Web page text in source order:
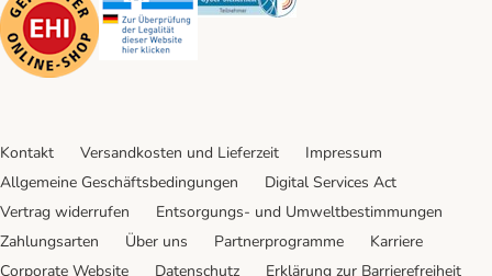
Kontakt Versandkosten und Lieferzeit
Impressum
Allgemeine Geschäftsbedingungen
Digital Services Act
Vertrag widerrufen
Entsorgungs- und Umweltbestimmungen
Zahlungsarten
Über uns Partnerprogramme
Karriere
Corporate Website
Datenschutz Erklärung zur Barrierefreiheit